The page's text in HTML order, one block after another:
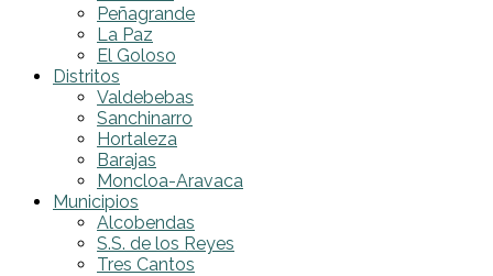
Peñagrande
La Paz
El Goloso
Distritos
Valdebebas
Sanchinarro
Hortaleza
Barajas
Moncloa-Aravaca
Municipios
Alcobendas
S.S. de los Reyes
Tres Cantos